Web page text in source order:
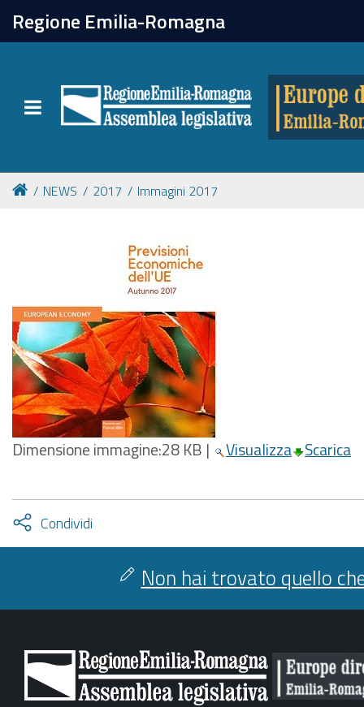
Regione Emilia-Romagna
Toggle navigation
chiudi
Attività
Formazione
Newsletter
NEWS 2017 Immagini 2017
Dimensione immagine:28 KB | Visualizza Scarica
Condividi
facebook
twitter
Attiva
condividi
Non hai trovato quello